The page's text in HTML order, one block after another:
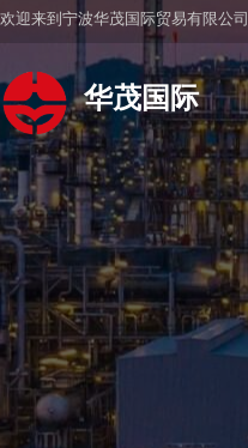
欢迎来到宁波华茂国际贸易有限公
华茂国际